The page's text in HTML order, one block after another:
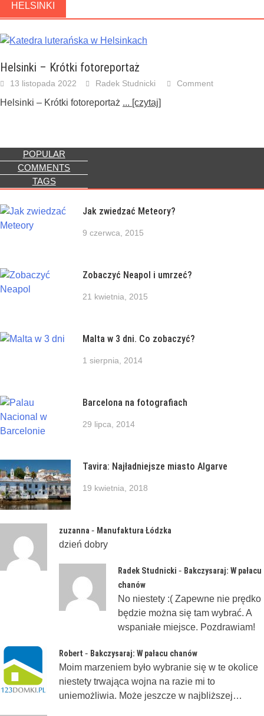
HELSINKI
Helsinki – Krótki fotoreportaż
13 listopada 2022 Radek Studnicki Comment
Helsinki – Krótki fotoreportaż ... [czytaj]
POPULAR
COMMENTS
TAGS
Jak zwiedzać Meteory?
9 czerwca, 2015
Zobaczyć Neapol i umrzeć?
21 kwietnia, 2015
Malta w 3 dni. Co zobaczyć?
1 sierpnia, 2014
Barcelona na fotografiach
29 lipca, 2014
Tavira: Najładniejsze miasto Algarve
19 kwietnia, 2018
zuzanna - Manufaktura Łódzka
dzień dobry
Radek Studnicki - Bakczysaraj: W pałacu
chanów
No niestety :( Zapewne nie prędko
będzie można się tam wybrać. A
wspaniałe miejsce. Pozdrawiam!
Robert - Bakczysaraj: W pałacu chanów
Moim marzeniem było wybranie się w te okolice
niestety trwająca wojna na razie mi to
uniemożliwia. Może jeszcze w najbliższej…